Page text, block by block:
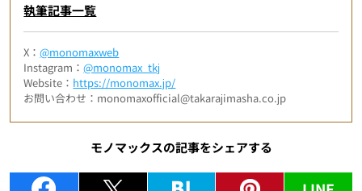
執筆記事一覧
X：@monomaxweb
Instagram：@monomax_tkj
Website： https://monomax.jp/
お問い合わせ：monomaxofficial@takarajimasha.co.jp
モノマックスの記事をシェアする